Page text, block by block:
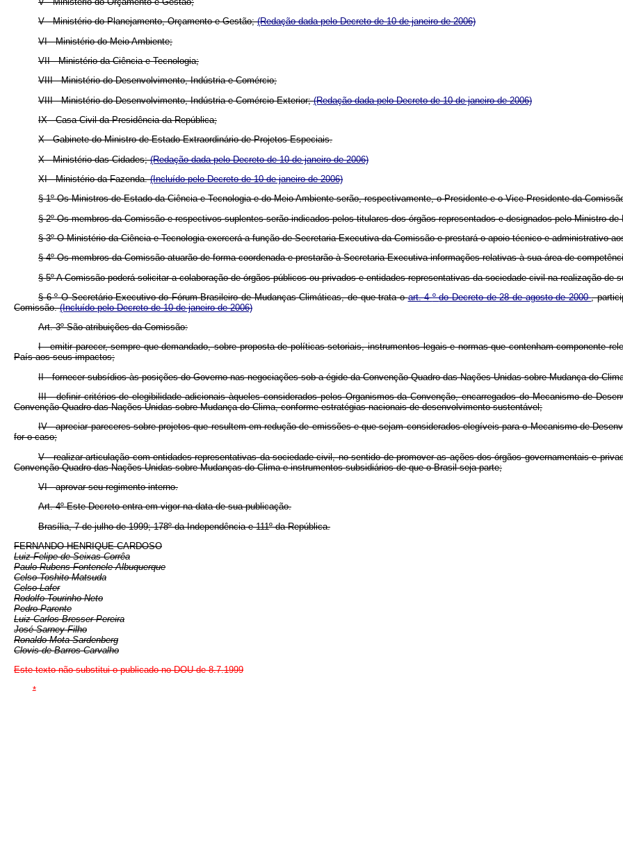
V - Ministério do Planejamento, Orçamento e Gestão;(Redação dada pelo Decreto de 10 de janeiro de 2006)
VI - Ministério do Meio Ambiente;
VII - Ministério da Ciência e Tecnologia;
VIII - Ministério do Desenvolvimento, Indústria e Comércio;
VIII - Ministério do Desenvolvimento, Indústria e Comércio Exterior;(Redação dada pelo Decreto de 10 de janeiro de 2006)
IX - Casa Civil da Presidência da República;
X - Gabinete do Ministro de Estado Extraordinário de Projetos Especiais.
X - Ministério das Cidades;(Redação dada pelo Decreto de 10 de janeiro de 2006)
XI - Ministério da Fazenda.(Incluído pelo Decreto de 10 de janeiro de 2006)
§ 1º Os Ministros de Estado da Ciência e Tecnologia e do Meio Ambiente serão, respectivamente, o Presidente e o Vice-Presidente da
§ 2º Os membros da Comissão e respectivos suplentes serão indicados pelos titulares dos órgãos representados e designados pelo Ministro
§ 3º O Ministério da Ciência e Tecnologia exercerá a função de Secretaria-Executiva da Comissão e prestará o apoio técnico e administrativo
§ 4º Os membros da Comissão atuarão de forma coordenada e prestarão à Secretaria-Executiva informações relativas à sua área de
§ 5º A Comissão poderá solicitar a colaboração de órgãos públicos ou privados e entidades representativas da sociedade civil na realização de
§ 6ºO Secretário-Executivo do Fórum Brasileiro de Mudanças Climáticas, de que trata oart. 4ºdo Decreto de 28 de agosto de 2000,
Comissão.(Incluído pelo Decreto de 10 de janeiro de 2006)
Art. 3º São atribuições da Comissão:
I - emitir parecer, sempre que demandado, sobre proposta de políticas setoriais, instrumentos legais e normas que contenham componente
País aos seus impactos;
II - fornecer subsídios às posições do Governo nas negociações sob a égide da Convenção-Quadro das Nações Unidas sobre Mudança do
III - definir critérios de elegibilidade adicionais àqueles considerados pelos Organismos da Convenção, encarregados do Mecanismo de
Convenção-Quadro das Nações Unidas sobre Mudança do Clima, conforme estratégias nacionais de desenvolvimento sustentável;
IV - apreciar pareceres sobre projetos que resultem em redução de emissões e que sejam considerados elegíveis para o Mecanismo de
for o caso;
V - realizar articulação com entidades representativas da sociedade civil, no sentido de promover as ações dos órgãos governamentais e
Convenção-Quadro das Nações Unidas sobre Mudanças do Clima e instrumentos subsidiários de que o Brasil seja parte;
VI - aprovar seu regimento interno.
Art. 4º Este Decreto entra em vigor na data de sua publicação.
Brasília, 7 de julho de 1999; 178º da Independência e 111º da República.
FERNANDO HENRIQUE CARDOSO
Luiz Felipe de Seixas Corrêa
Paulo Rubens Fontenele Albuquerque
Celso Toshito Matsuda
Celso Lafer
Rodolfo Tourinho Neto
Pedro Parente
Luiz Carlos Bresser Pereira
José Sarney Filho
Ronaldo Mota Sardenberg
Clovis de Barros Carvalho
Este texto não substitui o publicado no DOU de 8.7.1999
*